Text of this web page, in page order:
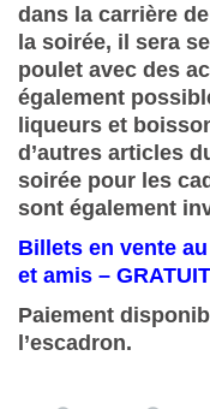
dans la carrière
la soirée, il sera
poulet avec des
également
liqueurs et
d’autres articles
soirée pour les
sont également
Billets en vente
et amis –
Paiement
l’escadron.